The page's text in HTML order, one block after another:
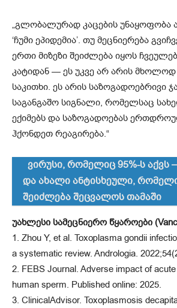
„გლობალურად კაცების უნაყოფობა
‘ჩუმი ეპიდემია’. თუ მეცნიერება
ერთი მიზეზი შეიძლება იყოს
კატიდან — ეს უკვე არ არის
საკითხი. ეს არის საზოგადოებრივი
საგანგაშო სიგნალი, რომელსაც
ექიმებს და საზოგადოებას
ჰქონდეთ რეაგირება.“
ვირუსი, რომელიც 95%-ს აქვს
და ახალი ანტისხეული,
შეიძლება შეცვალოს თამაში
უახლესი სამეცნიერო წყაროები
1. Zhou Y, et al. Toxoplasma gondii
a systematic review. Andrologia.
2. FEBS Journal. Adverse impact of
human sperm. Published online: 2025.
3. ClinicalAdvisor. Toxoplasmosis